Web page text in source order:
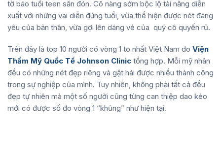
tờ báo tuổi teen săn đón. Cô nàng sớm bộc lộ tài năng diễn
xuất với những vai diễn đúng tuổi, vừa thể hiện được nét đáng
yêu của bản thân, vừa gợi lên dáng vẻ của quý cô quyến rũ.
Trên đây là top 10 người có vòng 1 to nhất Việt Nam do Viện
Thẩm Mỹ Quốc Tế Johnson Clinic tổng hợp. Mỗi mỹ nhân
đều có những nét đẹp riêng và gặt hái được nhiều thành công
trong sự nghiệp của mình. Tuy nhiên, không phải tất cả đều
đẹp tự nhiên mà một số người cũng từng can thiệp dao kéo
mới có được số đo vòng 1 “khủng” như hiện tại.